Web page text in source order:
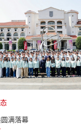
满落幕